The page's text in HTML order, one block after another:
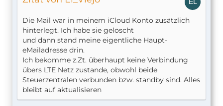
Die Mail war in meinem iCloud Konto zusätzlich
hinterlegt. Ich habe sie gelöscht
und dann stand meine eigentliche Haupt-
eMailadresse drin.
Ich bekomme z.Zt. überhaupt keine Verbindung
übers LTE Netz zustande, obwohl beide
Steuerzentralen verbunden bzw. standby sind. Alles
bleibt auf aktualisieren